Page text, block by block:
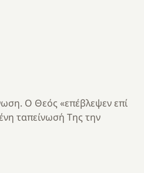
Ο Θεός «επέβλεψεν επί
ταπείνωσή Της την